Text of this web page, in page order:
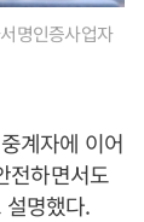
명인증사업자
계자에 이어
전하면서도
명했다.